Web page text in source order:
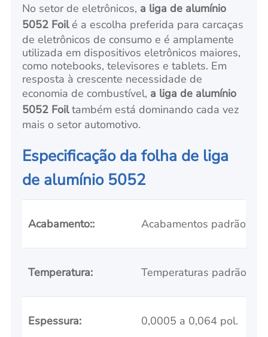
No setor de eletrônicos, a liga de alumínio
5052 Foilé a escolha preferida para carcaças
de eletrônicos de consumo e é amplamente
utilizada em dispositivos eletrônicos maiores,
como notebooks, televisores e tablets. Em
resposta à crescente necessidade de
economia de combustível, a liga de alumínio
5052 Foiltambém está dominando cada vez
mais o setor automotivo.
Especificação da folha de liga
de alumínio 5052
Acabamento:: Acabamentos padrão
Temperatura: Temperaturas padrão
Espessura: 0,0005 a 0,064 pol.